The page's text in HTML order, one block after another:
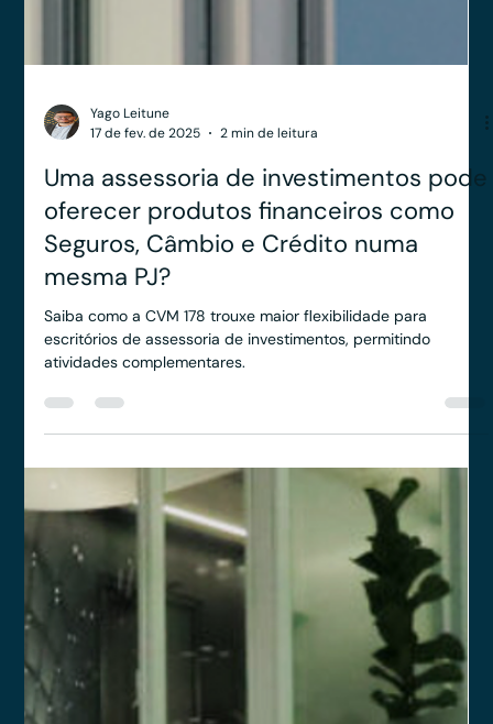
Yago Leitune
17 de fev. de 2025
Uma assessoria de investimentos pode
oferecer produtos financeiros como
Seguros, Câmbio e Crédito numa
mesma PJ?
Saiba como a CVM 178 trouxe maior flexibilidade para
escritórios de assessoria de investimentos, permitindo